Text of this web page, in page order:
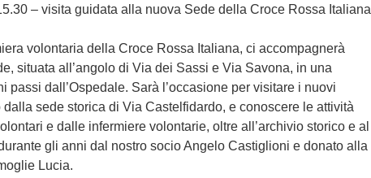
– visita guidata alla nuova Sede della Croce Rossa Italiana
volontaria della Croce Rossa Italiana, ci accompagnerà
situata all’angolo di Via dei Sassi e Via Savona, in una
passi dall’Ospedale. Sarà l’occasione per visitare i nuovi
sede storica di Via Castelfidardo, e conoscere le attività
e dalle infermiere volontarie, oltre all’archivio storico e al
gli anni dal nostro socio Angelo Castiglioni e donato alla
Lucia.